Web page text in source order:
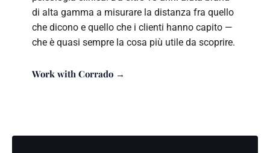
di alta gamma a misurare la distanza fra quello
che dicono e quello che i clienti hanno capito —
che è quasi sempre la cosa più utile da scoprire.
Work with Corrado →